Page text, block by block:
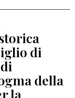
di
della
la